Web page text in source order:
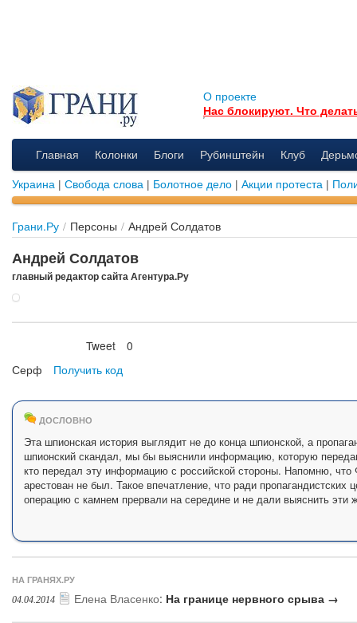
О проекте
Нас блокируют. Что
Главная Колонки Блоги Рубинштейн Клуб
Украина | Свобода слова | Болотное дело | Акции протеста |
Грани.Ру / Персоны / Андрей Солдатов
Андрей Солдатов
главный редактор сайта Агентура.Ру
Tweet
0
Серф
Получить код
ДОСЛОВНО
Эта шпионская история выглядит не до конца шпионской, а
шпионский скандал, мы бы выяснили информацию, которую
кто передал эту информацию с российской стороны. Напомню,
арестован не был. Такое впечатление, что ради
операцию с камнем прервали на середине и не дали выяснить эти
НА ГРАНЯХ.РУ
04.04.2014 Елена Власенко: На границе нервного срыва →